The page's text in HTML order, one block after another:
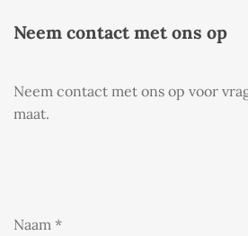
Neem contact met ons op
Neem contact met ons op voor
maat.
Naam *